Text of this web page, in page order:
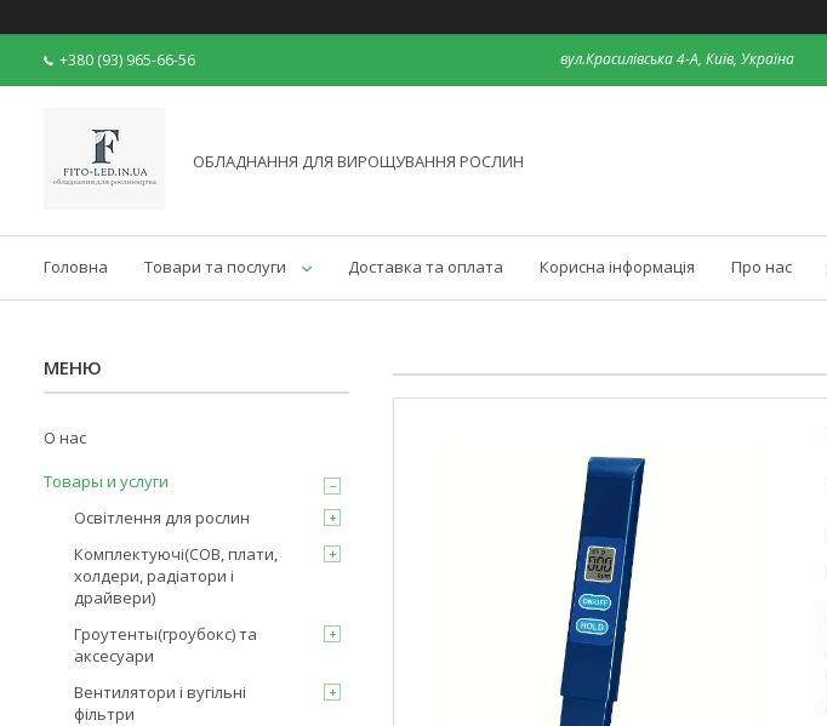
+380 (93) 965-66-56 вул.Красилівська 4-А, Київ, Україна
ОБЛАДНАННЯ ДЛЯ ВИРОЩУВАННЯ РОСЛИН
Головна Товари та послуги Доставка та оплата Корисна інформація Про нас
О нас
Товары и услуги
Освітлення для рослин
Комплектуючі(COB, плати,
холдери, радіатори і
драйвери)
Гроутенты(гроубокс) та
аксесуари
Вентилятори і вугільні
фільтри